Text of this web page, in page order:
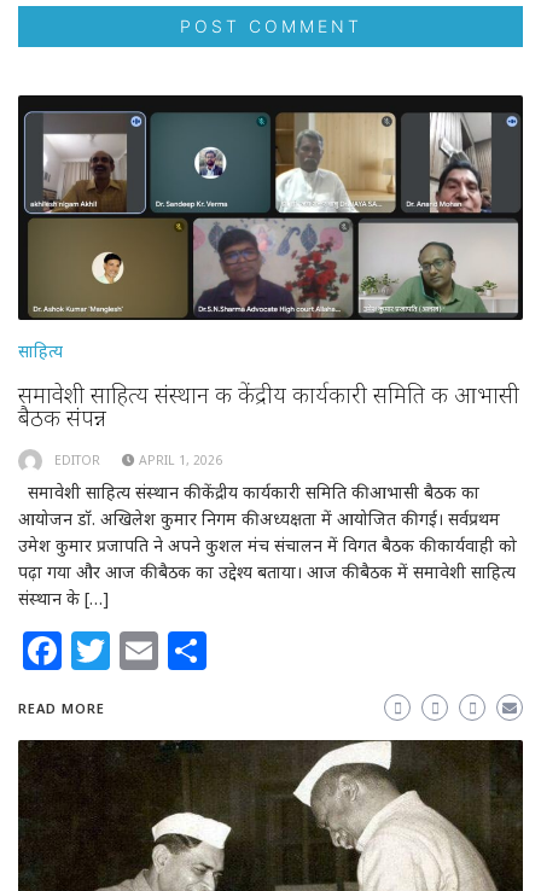
साहित्य
समावेशी साहित्य संस्थान की केंद्रीय कार्यकारी समिति की आभासी
बैठक संपन्न
EDITOR APRIL 1, 2026
समावेशी साहित्य संस्थान की केंद्रीय कार्यकारी समिति की आभासी बैठक का
आयोजन डॉ. अखिलेश कुमार निगम की अध्यक्षता में आयोजित की गई। सर्वप्रथम
उमेश कुमार प्रजापति ने अपने कुशल मंच संचालन में विगत बैठक की कार्यवाही को
पढ़ा गया और आज की बैठक का उद्देश्य बताया। आज की बैठक में समावेशी साहित्य
संस्थान के […]
Facebook
Twitter
Email
READ MORE